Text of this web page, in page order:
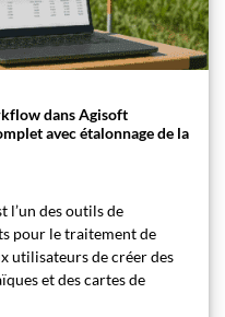
dans Agisoft
avec étalonnage de la
l’un des outils de
pour le traitement de
utilisateurs de créer des
et des cartes de